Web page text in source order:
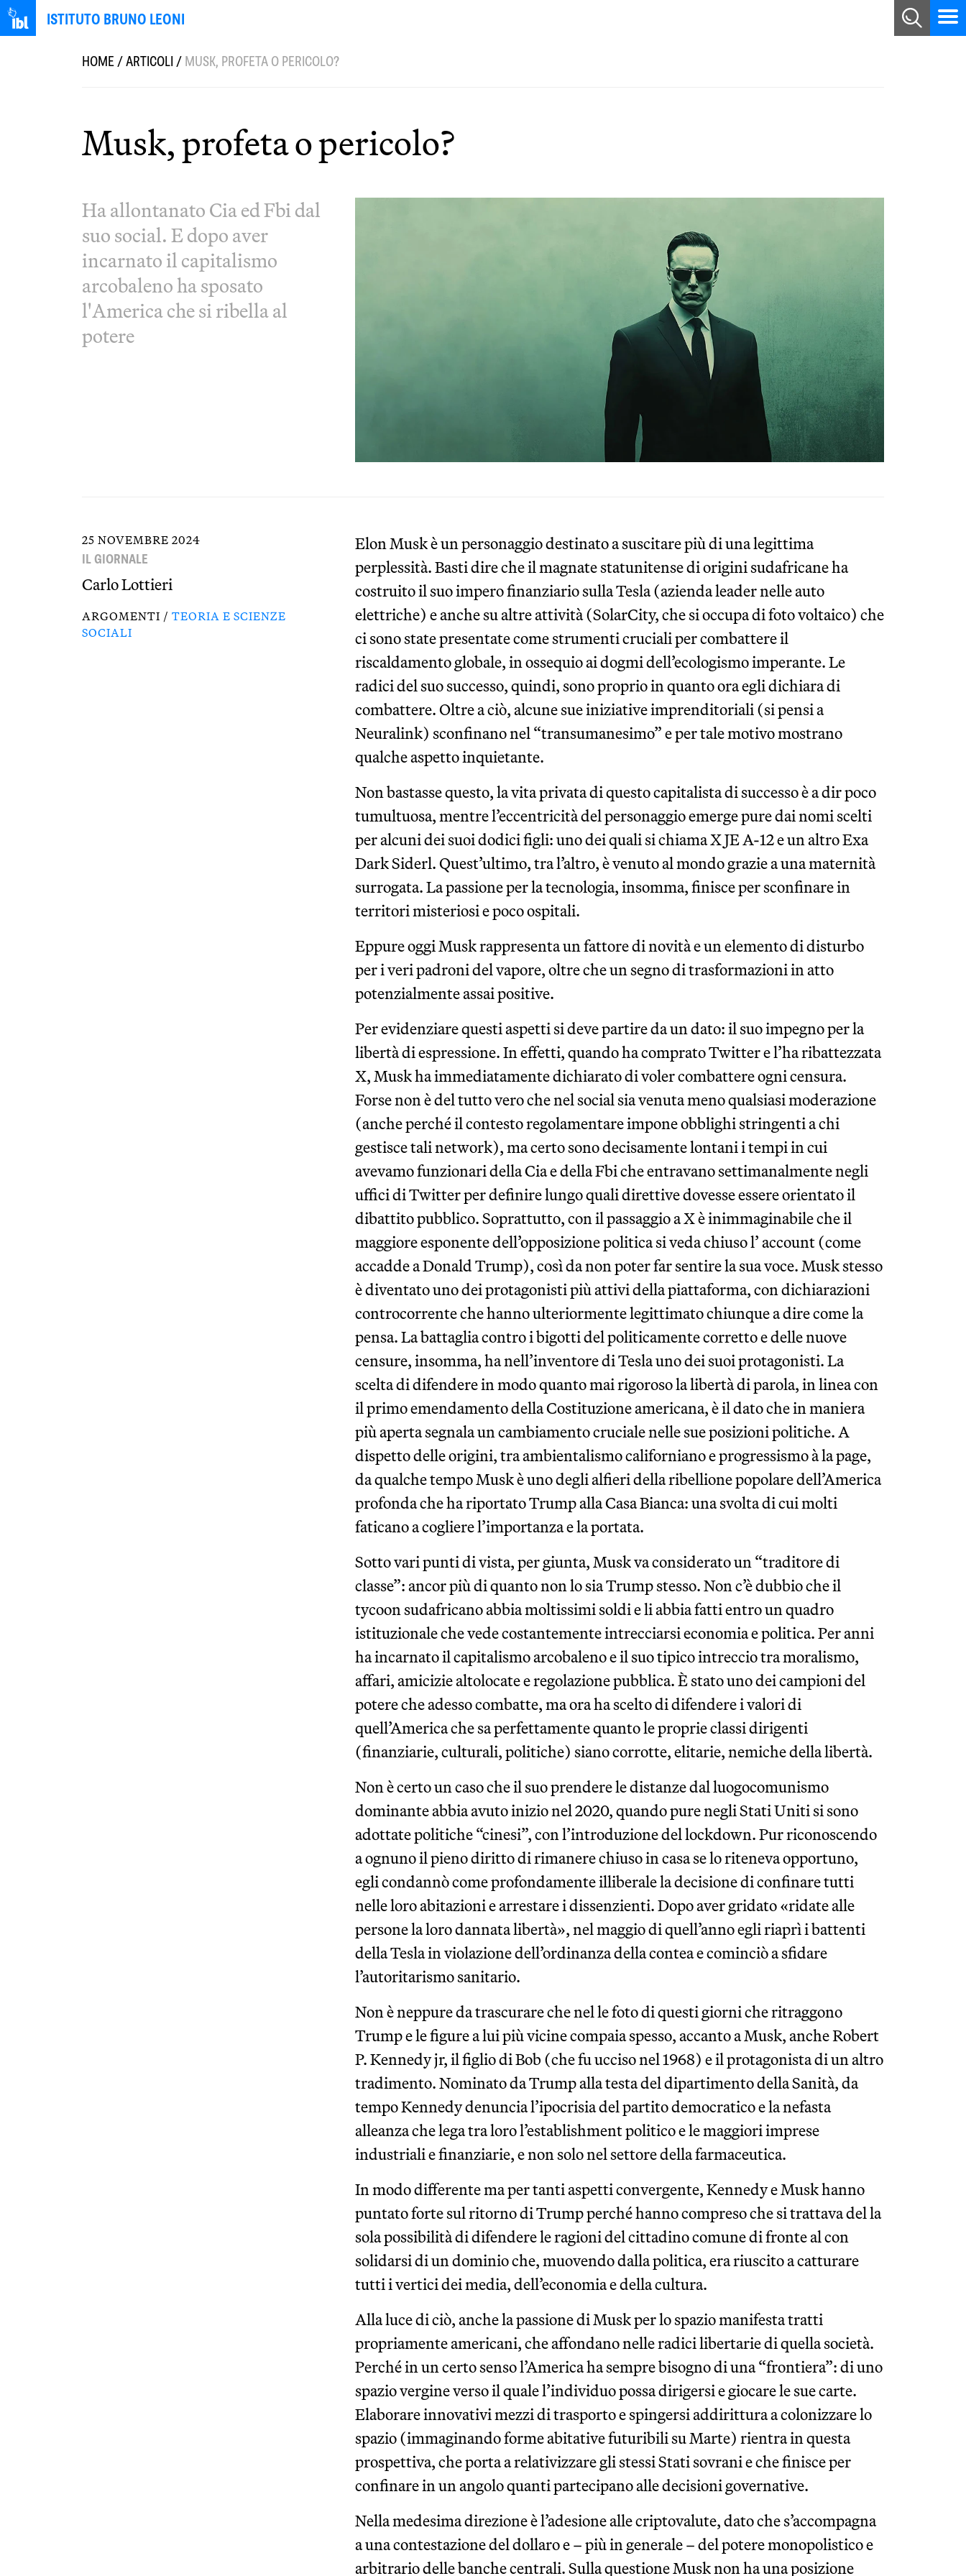
ISTITUTO BRUNO LEONI
HOME/ARTICOLI/MUSK, PROFETA O PERICOLO?
Musk, profeta o pericolo?
Ha allontanato Cia ed Fbi dal
suo social. E dopo aver
incarnato il capitalismo
arcobaleno ha sposato
l'America che si ribella al
potere
25 NOVEMBRE 2024
IL GIORNALE
Carlo Lottieri
ARGOMENTI / TEORIA E SCIENZE
SOCIALI
Elon Musk è un personaggio destinato a suscitare più di una legittima
perplessità. Basti dire che il magnate statunitense di origini sudafricane ha
costruito il suo impero finanziario sulla Tesla (azienda leader nelle auto
elettriche) e anche su altre attività (SolarCity, che si occupa di foto voltaico) che
ci sono state presentate come strumenti cruciali per combattere il
riscaldamento globale, in ossequio ai dogmi dell’ecologismo imperante. Le
radici del suo successo, quindi, sono proprio in quanto ora egli dichiara di
combattere. Oltre a ciò, alcune sue iniziative imprenditoriali (si pensi a
Neuralink) sconfinano nel “transumanesimo” e per tale motivo mostrano
qualche aspetto inquietante.
Non bastasse questo, la vita privata di questo capitalista di successo è a dir poco
tumultuosa, mentre l’eccentricità del personaggio emerge pure dai nomi scelti
per alcuni dei suoi dodici figli: uno dei quali si chiama X JE A-12 e un altro Exa
Dark Siderl. Quest’ultimo, tra l’altro, è venuto al mondo grazie a una maternità
surrogata. La passione per la tecnologia, insomma, finisce per sconfinare in
territori misteriosi e poco ospitali.
Eppure oggi Musk rappresenta un fattore di novità e un elemento di disturbo
per i veri padroni del vapore, oltre che un segno di trasformazioni in atto
potenzialmente assai positive.
Per evidenziare questi aspetti si deve partire da un dato: il suo impegno per la
libertà di espressione. In effetti, quando ha comprato Twitter e l’ha ribattezzata
X, Musk ha immediatamente dichiarato di voler combattere ogni censura.
Forse non è del tutto vero che nel social sia venuta meno qualsiasi moderazione
(anche perché il contesto regolamentare impone obblighi stringenti a chi
gestisce tali network), ma certo sono decisamente lontani i tempi in cui
avevamo funzionari della Cia e della Fbi che entravano settimanalmente negli
uffici di Twitter per definire lungo quali direttive dovesse essere orientato il
dibattito pubblico. Soprattutto, con il passaggio a X è inimmaginabile che il
maggiore esponente dell’opposizione politica si veda chiuso l’ account (come
accadde a Donald Trump), così da non poter far sentire la sua voce. Musk stesso
è diventato uno dei protagonisti più attivi della piattaforma, con dichiarazioni
controcorrente che hanno ulteriormente legittimato chiunque a dire come la
pensa. La battaglia contro i bigotti del politicamente corretto e delle nuove
censure, insomma, ha nell’inventore di Tesla uno dei suoi protagonisti. La
scelta di difendere in modo quanto mai rigoroso la libertà di parola, in linea con
il primo emendamento della Costituzione americana, è il dato che in maniera
più aperta segnala un cambiamento cruciale nelle sue posizioni politiche. A
dispetto delle origini, tra ambientalismo californiano e progressismo à la page,
da qualche tempo Musk è uno degli alfieri della ribellione popolare dell’America
profonda che ha riportato Trump alla Casa Bianca: una svolta di cui molti
faticano a cogliere l’importanza e la portata.
Sotto vari punti di vista, per giunta, Musk va considerato un “traditore di
classe”: ancor più di quanto non lo sia Trump stesso. Non c’è dubbio che il
tycoon sudafricano abbia moltissimi soldi e li abbia fatti entro un quadro
istituzionale che vede costantemente intrecciarsi economia e politica. Per anni
ha incarnato il capitalismo arcobaleno e il suo tipico intreccio tra moralismo,
affari, amicizie altolocate e regolazione pubblica. È stato uno dei campioni del
potere che adesso combatte, ma ora ha scelto di difendere i valori di
quell’America che sa perfettamente quanto le proprie classi dirigenti
(finanziarie, culturali, politiche) siano corrotte, elitarie, nemiche della libertà.
Non è certo un caso che il suo prendere le distanze dal luogocomunismo
dominante abbia avuto inizio nel 2020, quando pure negli Stati Uniti si sono
adottate politiche “cinesi”, con l’introduzione del lockdown. Pur riconoscendo
a ognuno il pieno diritto di rimanere chiuso in casa se lo riteneva opportuno,
egli condannò come profondamente illiberale la decisione di confinare tutti
nelle loro abitazioni e arrestare i dissenzienti. Dopo aver gridato «ridate alle
persone la loro dannata libertà», nel maggio di quell’anno egli riaprì i battenti
della Tesla in violazione dell’ordinanza della contea e cominciò a sfidare
l’autoritarismo sanitario.
Non è neppure da trascurare che nel le foto di questi giorni che ritraggono
Trump e le figure a lui più vicine compaia spesso, accanto a Musk, anche Robert
P. Kennedy jr, il figlio di Bob (che fu ucciso nel 1968) e il protagonista di un altro
tradimento. Nominato da Trump alla testa del dipartimento della Sanità, da
tempo Kennedy denuncia l’ipocrisia del partito democratico e la nefasta
alleanza che lega tra loro l’establishment politico e le maggiori imprese
industriali e finanziarie, e non solo nel settore della farmaceutica.
In modo differente ma per tanti aspetti convergente, Kennedy e Musk hanno
puntato forte sul ritorno di Trump perché hanno compreso che si trattava del la
sola possibilità di difendere le ragioni del cittadino comune di fronte al con
solidarsi di un dominio che, muovendo dalla politica, era riuscito a catturare
tutti i vertici dei media, dell’economia e della cultura.
Alla luce di ciò, anche la passione di Musk per lo spazio manifesta tratti
propriamente americani, che affondano nelle radici libertarie di quella società.
Perché in un certo senso l’America ha sempre bisogno di una “frontiera”: di uno
spazio vergine verso il quale l’individuo possa dirigersi e giocare le sue carte.
Elaborare innovativi mezzi di trasporto e spingersi addirittura a colonizzare lo
spazio (immaginando forme abitative futuribili su Marte) rientra in questa
prospettiva, che porta a relativizzare gli stessi Stati sovrani e che finisce per
confinare in un angolo quanti partecipano alle decisioni governative.
Nella medesima direzione è l’adesione alle criptovalute, dato che s’accompagna
a una contestazione del dollaro e – più in generale – del potere monopolistico e
arbitrario delle banche centrali. Sulla questione Musk non ha una posizione